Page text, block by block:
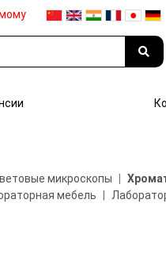
микроскопы
мебель